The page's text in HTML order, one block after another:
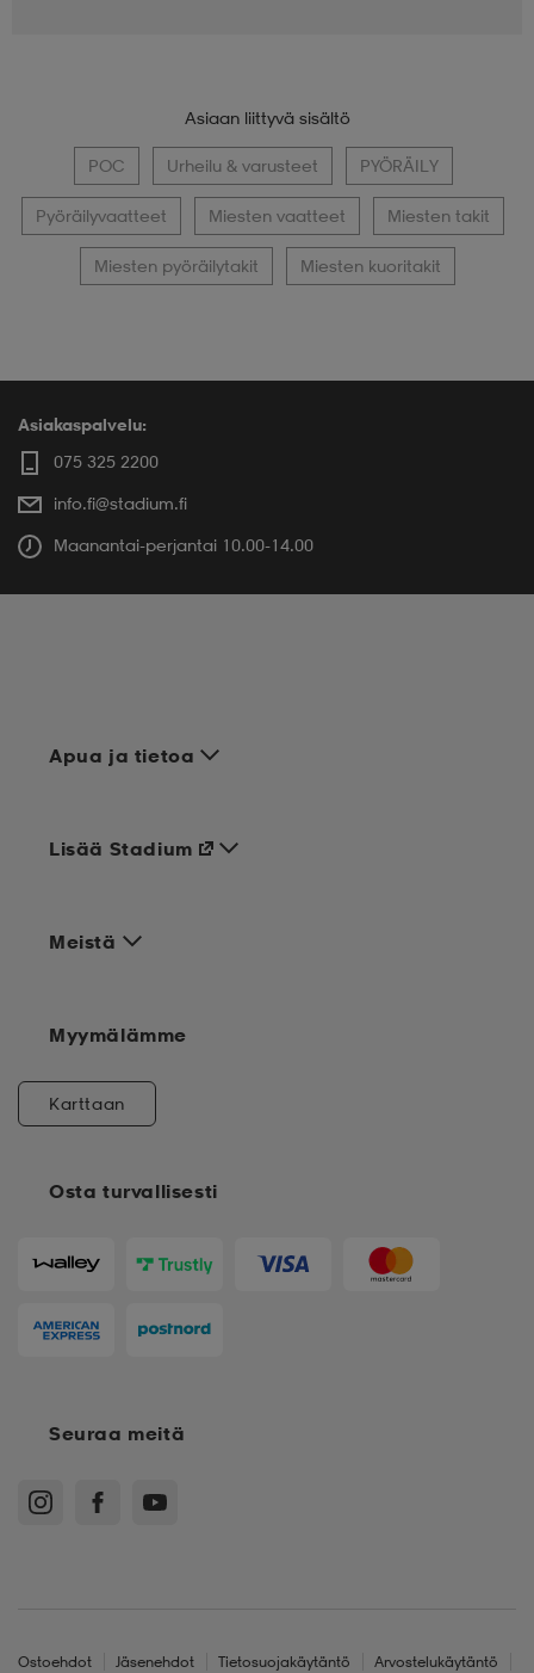
Asiaan liittyvä sisältö
POC Urheilu & varusteet PYÖRÄILY
Pyöräilyvaatteet Miesten vaatteet Miesten takit
Miesten pyöräilytakit Miesten kuoritakit
Asiakaspalvelu:
075 325 2200
info.fi@stadium.fi
Maanantai-perjantai 10.00-14.00
Apua ja tietoa
Meistä
Osta turvallisesti
Lisää Stadium
Myymälämme
Karttaan
Seuraa meitä
Ostoehdot Jäsenehdot Tietosuojakäytäntö Arvostelukäytäntö